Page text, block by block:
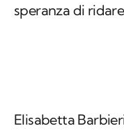
speranza di
Elisabetta